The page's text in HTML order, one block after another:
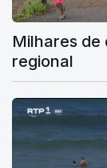
Milhares de
regional